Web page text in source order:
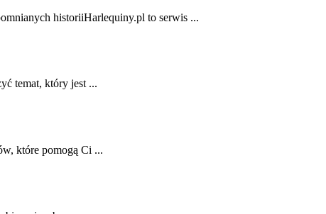
historiiHarlequiny.pl to serwis ...
temat, który ​jest ...
które pomogą Ci ...